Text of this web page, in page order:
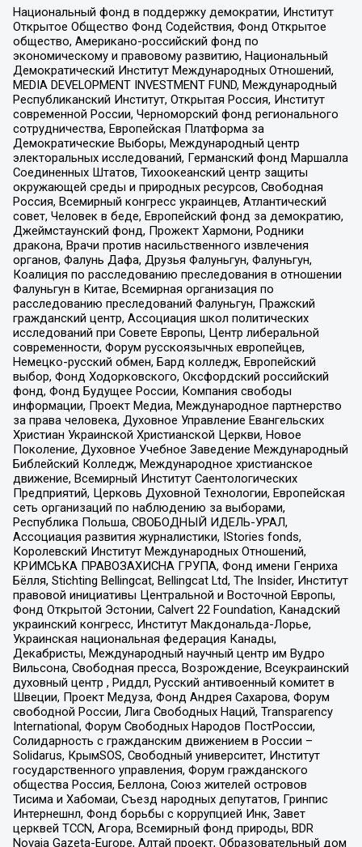
Национальный фонд в поддержку демократии, Институт
Открытое Общество Фонд Содействия, Фонд Открытое
общество, Американо-российский фонд по
экономическому и правовому развитию, Национальный
Демократический Институт Международных Отношений,
MEDIA DEVELOPMENT INVESTMENT FUND, Международный
Республиканский Институт, Открытая Россия, Институт
современной России, Черноморский фонд регионального
сотрудничества, Европейская Платформа за
Демократические Выборы, Международный центр
электоральных исследований, Германский фонд Маршалла
Соединенных Штатов, Тихоокеанский центр защиты
окружающей среды и природных ресурсов, Свободная
Россия, Всемирный конгресс украинцев, Атлантический
совет, Человек в беде, Европейский фонд за демократию,
Джеймстаунский фонд, Прожект Хармони, Родники
дракона, Врачи против насильственного извлечения
органов, Фалунь Дафа, Друзья Фалуньгун, Фалуньгун,
Коалиция по расследованию преследования в отношении
Фалуньгун в Китае, Всемирная организация по
расследованию преследований Фалуньгун, Пражский
гражданский центр, Ассоциация школ политических
исследований при Совете Европы, Центр либеральной
современности, Форум русскоязычных европейцев,
Немецко-русский обмен, Бард колледж, Европейский
выбор, Фонд Ходорковского, Оксфордский российский
фонд, Фонд Будущее России, Компания свободы
информации, Проект Медиа, Международное партнерство
за права человека, Духовное Управление Евангельских
Христиан Украинской Христианской Церкви, Новое
Поколение, Духовное Учебное Заведение Международный
Библейский Колледж, Международное христианское
движение, Всемирный Институт Саентологических
Предприятий, Церковь Духовной Технологии, Европейская
сеть организаций по наблюдению за выборами,
Республика Польша, СВОБОДНЫЙ ИДЕЛЬ-УРАЛ,
Ассоциация развития журналистики, IStories fonds,
Королевский Институт Международных Отношений,
КРИМСЬКА ПРАВОЗАХИСНА ГРУПА, Фонд имени Генриха
Бёлля, Stichting Bellingcat, Bellingcat Ltd, The Insider, Институт
правовой инициативы Центральной и Восточной Европы,
Фонд Открытой Эстонии, Calvert 22 Foundation, Канадский
украинский конгресс, Институт Макдональда-Лорье,
Украинская национальная федерация Канады,
Декабристы, Международный научный центр им Вудро
Вильсона, Свободная пресса, Возрождение, Всеукраинский
духовный центр , Риддл, Русский антивоенный комитет в
Швеции, Проект Медуза, Фонд Андрея Сахарова, Форум
свободной России, Лига Свободных Наций, Transparеncy
International, Форум Свободных Народов ПостРоссии,
Солидарность с гражданским движением в России –
Solidarus, КрымSOS, Свободный университет, Институт
государственного управления, Форум гражданского
общества Россия, Беллона, Союз жителей островов
Тисима и Хабомаи, Съезд народных депутатов, Гринпис
Интернешнл, Фонд борьбы с коррупцией Инк, Завет
церквей TCCN, Агора, Всемирный фонд природы, BDR
Novaja Gazeta-Europe, Алтай проект, Образовательный дом